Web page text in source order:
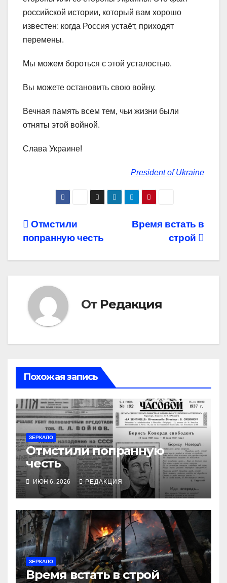
российской истории, который вам хорошо
известен: когда Россия устаёт, приходят
перемены.
Мы можем бороться с этой усталостью.
Вы можете остановить свою войну.
Вечная память всем тем, чьи жизни были
отняты этой войной.
Слава Украине!
President of Ukraine
Навигация
по
Время встать в
строй
Отмстили
попранную честь
От Редакция
Похожая запись
ЗЕРКАЛО
Отмстили попранную
честь
ИЮН 6, 2026 РЕДАКЦИЯ
ЗЕРКАЛО
Время встать в строй